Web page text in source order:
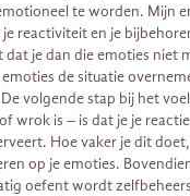
te worden. Mijn
reactiviteit en je
je dan die emoties niet
de situatie
volgende stap bij het
wrok is – is dat je je
Hoe vaker je dit
op je emoties.
oefent wordt